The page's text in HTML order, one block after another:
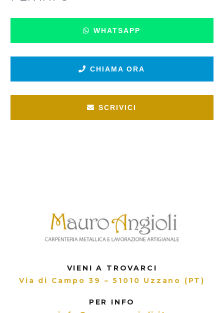
WHATSAPP
CHIAMA ORA
SCRIVICI
VIENI A TROVARCI
Via di Campo 39 – 51010 Uzzano (PT)
PER INFO